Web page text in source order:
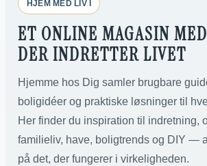
HJEM MED LIV I
ET ONLINE MAGASIN
DER INDRETTER LIVET
Hjemme hos Dig samler brugbare
boligidéer og praktiske løsninger til
Her finder du inspiration til indretning,
familieliv, have, boligtrends og DIY —
på det, der fungerer i virkeligheden.